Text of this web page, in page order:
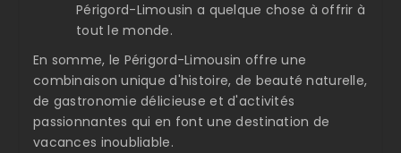
Périgord-Limousin a quelque chose à offrir à
tout le monde.
En somme, le Périgord-Limousin offre une
combinaison unique d'histoire, de beauté naturelle,
de gastronomie délicieuse et d'activités
passionnantes qui en font une destination de
vacances inoubliable.